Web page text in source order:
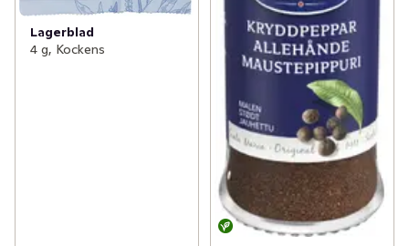
Lagerblad
4 g, Kockens